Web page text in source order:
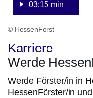
03:15 min
© HessenForst
Karriere
Werde
Werde Förster/in in
HessenFörster/in